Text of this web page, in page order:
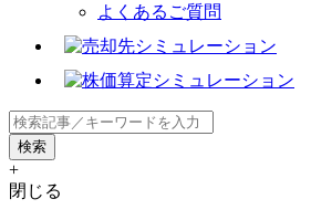
よくあるご質問
+
閉じる